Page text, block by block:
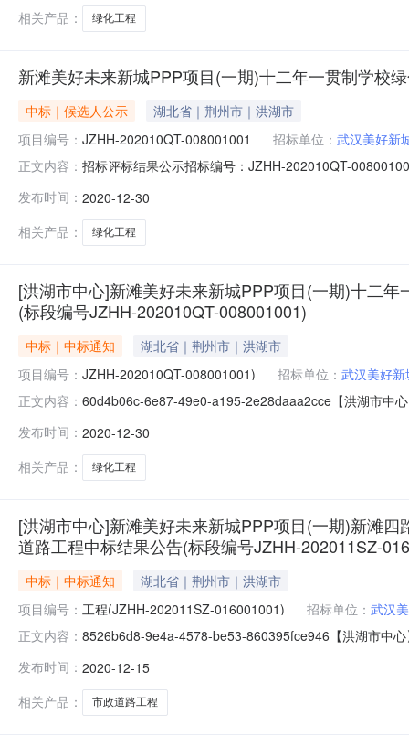
相关产品：
绿化工程
新滩美好未来新城PPP项目(一期)十二年一贯制学校
中标｜候选人公示
湖北省｜荆州市｜洪湖市
项目编号： JZHH-202010QT-008001001 招标单位： 武汉美好新
正文内容： 招标评标结果公示招标编号：JZHH-202010QT-
告，武汉美好新城建设发展有限公司已经确认评标结果
建设有限
发布时间： 2020-12-30
相关产品：
绿化工程
[洪湖市中心]新滩美好未来新城PPP项目(一期)十二
(标段编号JZHH-202010QT-008001001)
中标｜中标通知
湖北省｜荆州市｜洪湖市
项目编号： JZHH-202010QT-008001001) 招标单位： 武汉美好
正文内容： 60d4b06c-6e87-49e0-a195-2e28daaa2cce【洪湖市中
一贯制学校绿化工程新滩美好未来新城PPP项目（一期
发布时间： 2020-12-30
相关产品：
绿化工程
[洪湖市中心]新滩美好未来新城PPP项目(一期)新滩
道路工程中标结果公告(标段编号JZHH-202011SZ-
中标｜中标通知
湖北省｜荆州市｜洪湖市
项目编号： 工程(JZHH-202011SZ-016001001) 招标单位： 武汉
正文内容： 8526b6d8-9e4a-4578-be53-860395fce946【洪湖市中
016001001)施工类招标中标结果公告招标编号：JZHH-
发布时间： 2020-12-15
相关产品：
市政道路工程